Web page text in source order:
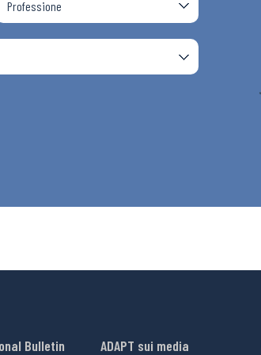
Bulletin ADAPT sui media